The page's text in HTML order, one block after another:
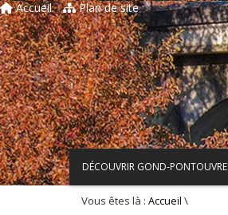
Accueil Plan de site
DÉCOUVRIR GOND-PONTOUVRE
Vous êtes là : Accueil \